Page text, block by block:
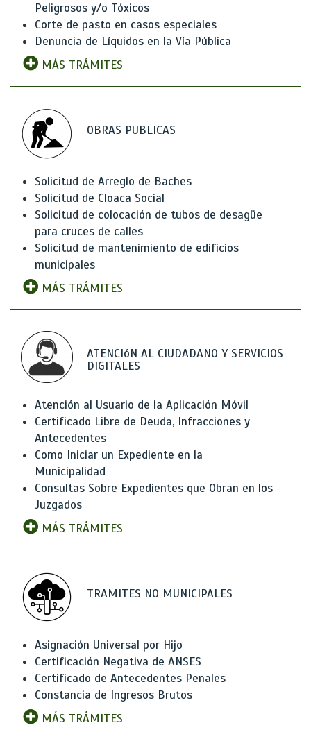
Peligrosos y/o Tóxicos
Corte de pasto en casos especiales
Denuncia de Líquidos en la Vía Pública
MÁS TRÁMITES
OBRAS PUBLICAS
Solicitud de Arreglo de Baches
Solicitud de Cloaca Social
Solicitud de colocación de tubos de desagüe
para cruces de calles
Solicitud de mantenimiento de edificios
municipales
MÁS TRÁMITES
ATENCIóN AL CIUDADANO Y SERVICIOS
DIGITALES
Atención al Usuario de la Aplicación Móvil
Certificado Libre de Deuda, Infracciones y
Antecedentes
Como Iniciar un Expediente en la
Municipalidad
Consultas Sobre Expedientes que Obran en los
Juzgados
MÁS TRÁMITES
TRAMITES NO MUNICIPALES
Asignación Universal por Hijo
Certificación Negativa de ANSES
Certificado de Antecedentes Penales
Constancia de Ingresos Brutos
MÁS TRÁMITES